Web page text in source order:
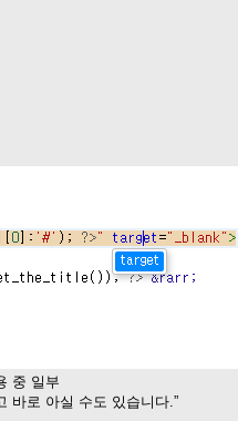
중 일부
바로 아실 수도 있습니다.”